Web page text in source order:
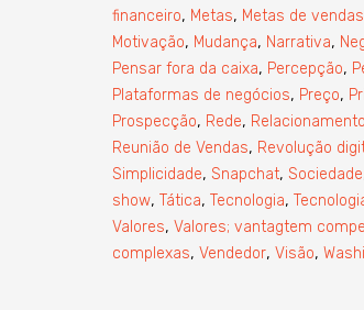
financeiro, Metas, Metas de vendas
Motivação, Mudança, Narrativa,
Pensar fora da caixa, Percepção,
Plataformas de negócios, Preço,
Prospecção, Rede, Relacionamento
Reunião de Vendas, Revolução
Simplicidade, Snapchat, Sociedade
show, Tática, Tecnologia,
Valores, Valores; vantagtem
complexas, Vendedor, Visão,